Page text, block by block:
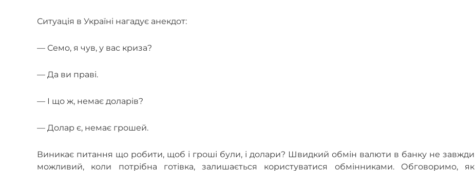
Ситуація в Україні нагадує анекдот:
— Семо, я чув, у вас криза?
— Да ви праві.
— І що ж, немає доларів?
— Долар є, немає грошей.
Виникає питання що робити, щоб і гроші були, і долари? Швидкий обмін валюти в банку не завжди
можливий, коли потрібна готівка, залишається користуватися обмінниками. Обговоримо, як